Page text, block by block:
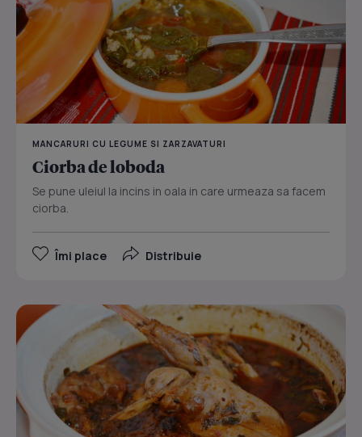
MANCARURI CU LEGUME SI ZARZAVATURI
Ciorba de loboda
Se pune uleiul la incins in oala in care urmeaza sa facem
ciorba.
Îmi place Distribuie